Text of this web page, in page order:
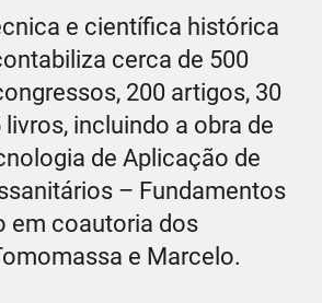
e científica histórica
cerca de 500
200 artigos, 30
incluindo a obra de
de Aplicação de
– Fundamentos
em coautoria dos
e Marcelo.